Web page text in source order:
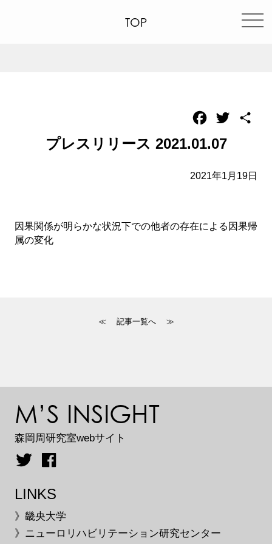
TOP
Facebook
Twitter
プレスリリース 2021.01.07
2021年1月19日
因果関係が明らかな状況下での他者の存在による因果帰
属の変化
≪ 記事一覧へ ≫
M’S INSIGHT
森岡周研究室webサイト
LINKS
》畿央大学
》ニューロリハビリテーション研究センター